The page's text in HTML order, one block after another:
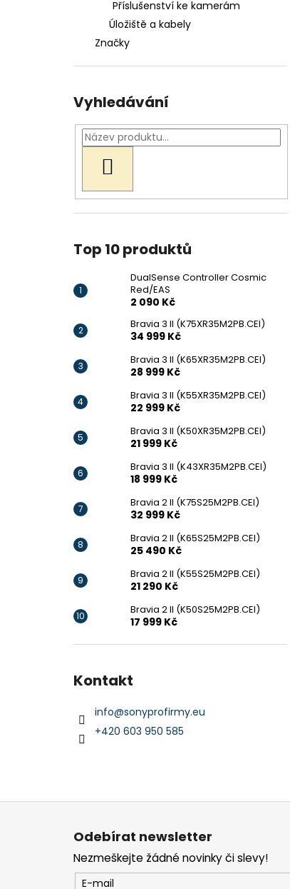
Příslušenství ke kamerám
Úložiště a kabely
Značky
Vyhledávání
Top 10 produktů
DualSense Controller Cosmic
Red/EAS
2 090 Kč
Bravia 3 II (K75XR35M2PB.CEI)
34 999 Kč
Bravia 3 II (K65XR35M2PB.CEI)
28 999 Kč
Bravia 3 II (K55XR35M2PB.CEI)
22 999 Kč
Bravia 3 II (K50XR35M2PB.CEI)
21 999 Kč
Bravia 3 II (K43XR35M2PB.CEI)
18 999 Kč
Bravia 2 II (K75S25M2PB.CEI)
32 999 Kč
Bravia 2 II (K65S25M2PB.CEI)
25 490 Kč
Bravia 2 II (K55S25M2PB.CEI)
21 290 Kč
Bravia 2 II (K50S25M2PB.CEI)
17 999 Kč
Kontakt
info@sonyprofirmy.eu
+420 603 950 585
Odebírat newsletter
Nezmeškejte žádné novinky či slevy!
E-mail